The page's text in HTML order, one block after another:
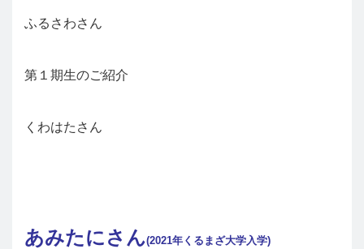
ふるさわさん
第１期生のご紹介
くわはたさん
あみたにさん(2021年くるまざ大学入学)